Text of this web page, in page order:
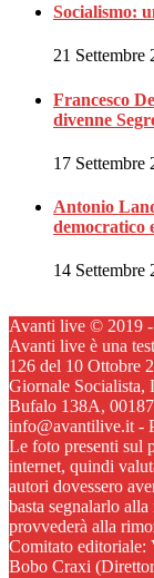
Socialismo:
21 Settembre
Francesco
divenne
17 Settembre
Antonio
democratico
14 Settembre
Avanti live © 2019
Avanti live è una
126 del 10 Ottobre
Giornale Socialista,
Bufalo 138A,
info@avantilive.it -
Le foto presenti sul
internet, quindi
autori dovessero
basta segnalarlo
provvederà alla
Comitato editoriale:
Bobo Craxi